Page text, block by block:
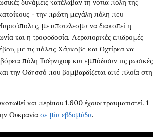
δυνάμεις κατέλαβαν τη νότια πόλη της
- την πρώτη μεγάλη πόλη που
με αποτέλεσμα να διακοπεί η
και η τροφοδοσία. Αεροπορικές επιδρομές
με τις πόλεις Χάρκοβο και Οχτίρκα να
πόλη Τσέρνιχοφ και εμπόδισαν τις ρωσικές
την Οδησσό που βομβαρδίζεται από πλοία στη
και περίπου 1.600 έχουν τραυματιστεί. 1
Ουκρανία σε μία εβδομάδα.